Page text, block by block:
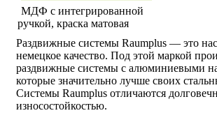
МДФ с интегрированной
ручкой, краска матовая
Раздвижные системы Raumplus — это
немецкое качество. Под этой маркой
раздвижные системы с алюминиевыми
которые значительно лучше своих
Системы Raumplus отличаются
износостойкостью.